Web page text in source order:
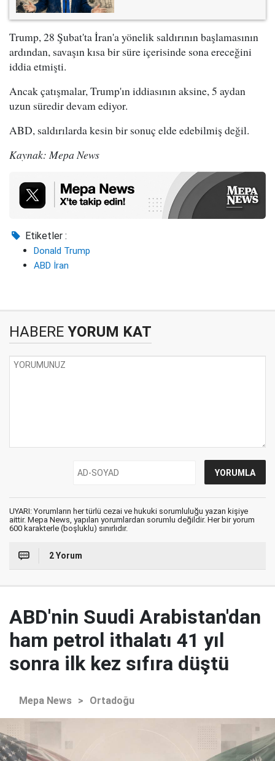
Trump, 28 Şubat'ta İran'a yönelik saldırının başlamasının
ardından, savaşın kısa bir süre içerisinde sona ereceğini
iddia etmişti.
Ancak çatışmalar, Trump'ın iddiasının aksine, 5 aydan
uzun süredir devam ediyor.
ABD, saldırılarda kesin bir sonuç elde edebilmiş değil.
Kaynak: Mepa News
Etiketler :
Donald Trump
ABD İran
HABERE YORUM KAT
UYARI: Yorumların her türlü cezai ve hukuki sorumluluğu yazan kişiye
aittir. Mepa News, yapılan yorumlardan sorumlu değildir. Her bir yorum
600 karakterle (boşluklu) sınırlıdır.
2 Yorum
ABD'nin Suudi Arabistan'dan
ham petrol ithalatı 41 yıl
sonra ilk kez sıfıra düştü
Mepa News > Ortadoğu